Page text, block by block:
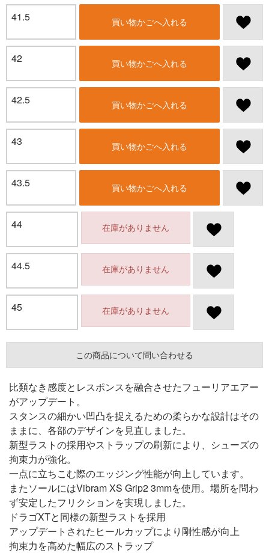
41.5 買い物かごへ入れる
42 買い物かごへ入れる
42.5 買い物かごへ入れる
43 買い物かごへ入れる
43.5 買い物かごへ入れる
44 在庫がありません
44.5 在庫がありません
45 在庫がありません
この商品について問い合わせる
比類なき感度とレスポンスを融合させたフューリアエアー
がアップデート。
スタンスの細かい凹凸を捉えるための柔らかな設計はその
ままに、各部のデザインを見直しました。
新型ラストの採用やストラップの刷新により、シューズの
拘束力が強化。
一点に立ちこむ際のエッジング性能が向上しています。
またソールにはVibram XS Grip2 3mmを使用。場所を問わ
ず安定したフリクションを実現しました。
ドラゴXTと同様の新型ラストを採用
アップデートされたヒールカップにより剛性感が向上
拘束力を高めた幅広のストラップ